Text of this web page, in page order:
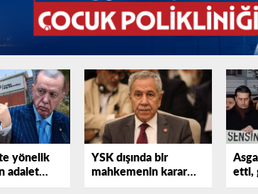
yönelik
adalet
YSK dışında bir
mahkemenin karar
vermesi görülmüş şey
etti,